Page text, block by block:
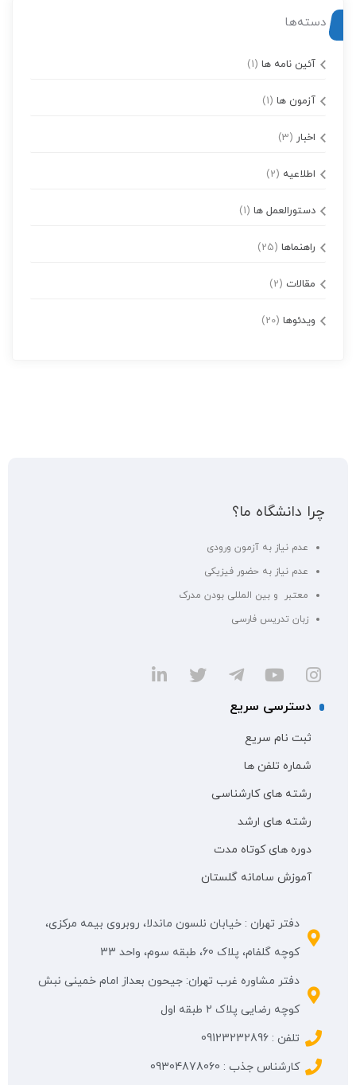
دسته‌ها
آئین نامه ها(1)
آزمون ها(1)
اخبار (3)
اطلاعیه (2)
دستورالعمل ها(1)
راهنماها(25)
مقالات (2)
ویدئوها(20)
چرا دانشگاه ما؟
عدم نیاز به آزمون ورودی
عدم نیاز به حضور فیزیکی
معتبر و بین المللی بودن مدرک
زبان تدریس فارسی
دسترسی سریع
ثبت نام سریع
شماره تلفن ها
رشته های کارشناسی
رشته های ارشد
دوره های کوتاه مدت
آموزش سامانه گلستان
دفتر تهران : خیابان نلسون ماندلا، روبروی بیمه مرکزی،
کوچه گلفام، پلاک 60، طبقه سوم، واحد 33
دفتر مشاوره غرب تهران: جیحون بعداز امام خمینی نبش
کوچه رضایی پلاک ۲ طبقه اول
تلفن : 09123232896
کارشناس جذب : 09304878060